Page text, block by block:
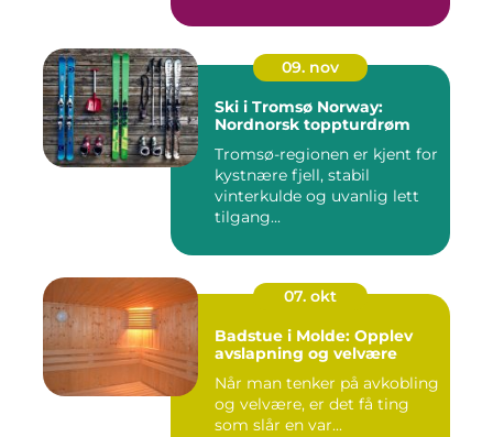
09. nov
Ski i Tromsø Norway:
Nordnorsk toppturdrøm
Tromsø-regionen er kjent for
kystnære fjell, stabil
vinterkulde og uvanlig lett
tilgang...
07. okt
Badstue i Molde: Opplev
avslapning og velvære
Når man tenker på avkobling
og velvære, er det få ting
som slår en var...